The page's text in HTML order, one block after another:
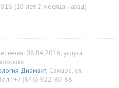
(10 лет 2 месяца назад)
08.04.2016, услуга:
Диамант, Самара, ул.
+7 (846) 922-80-88.